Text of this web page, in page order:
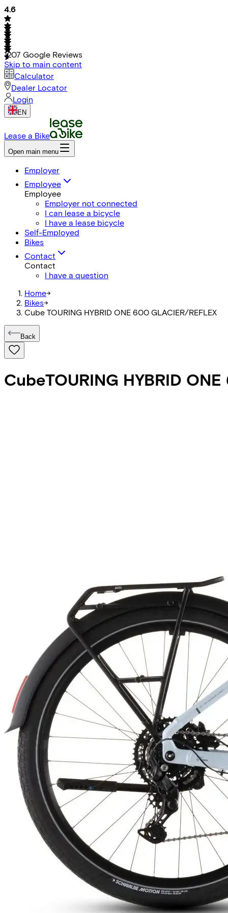
4.6
1207 Google Reviews
Skip to main content
Calculator
Dealer Locator
Login
EN
Lease a Bike
Open main menu
Employer
Employee
Employee
Employer not connected
I can lease a bicycle
I have a lease bicycle
Self-Employed
Bikes
Contact
Contact
I have a question
Home->
Bikes->
Cube TOURING HYBRID ONE 600 GLACIER/REFLEX
Back
CubeTOURING HYBRID